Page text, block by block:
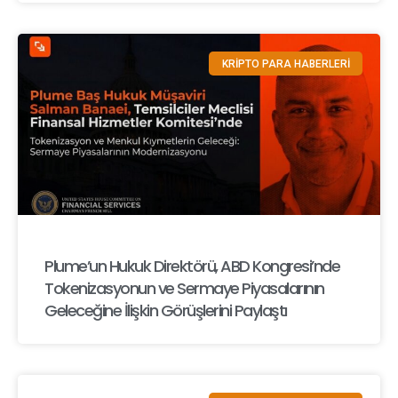
KRİPTO PARA HABERLERİ
Plume’un Hukuk Direktörü, ABD Kongresi’nde
Tokenizasyonun ve Sermaye Piyasalarının
Geleceğine İlişkin Görüşlerini Paylaştı